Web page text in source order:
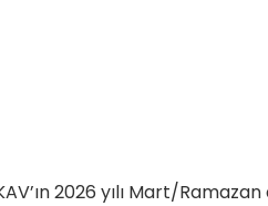
2026 yılı Mart/